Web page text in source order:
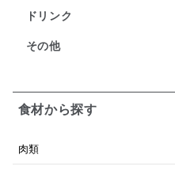
ドリンク
その他
食材から探す
肉類